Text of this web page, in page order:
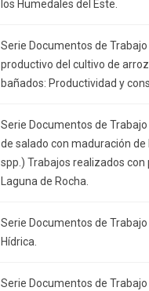
los Humedales del Este.
Serie Documentos de Trabajo
productivo del cultivo de
bañados: Productividad y
Serie Documentos de Trabajo
de salado con maduración
spp.) Trabajos realizados con
Laguna de Rocha.
Serie Documentos de Trabajo
Hídrica.
Serie Documentos de Trabajo